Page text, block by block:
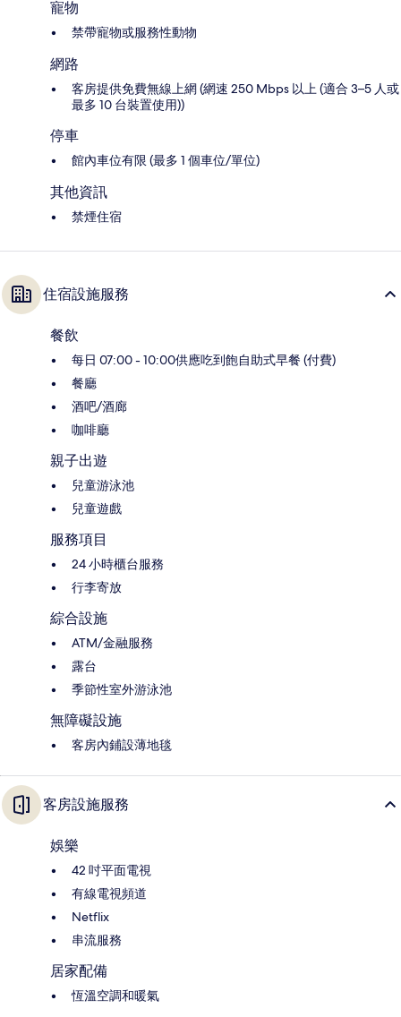
寵物
禁帶寵物或服務性動物
網路
客房提供免費無線上網 (網速 250 Mbps 以上 (適合 3–5 人或
最多 10 台裝置使用))
停車
館內車位有限 (最多 1 個車位/單位)
其他資訊
禁煙住宿
住宿設施服務
餐飲
每日 07:00 - 10:00供應吃到飽自助式早餐 (付費)
餐廳
酒吧/酒廊
咖啡廳
親子出遊
兒童游泳池
兒童遊戲
服務項目
24 小時櫃台服務
行李寄放
綜合設施
ATM/金融服務
露台
季節性室外游泳池
無障礙設施
客房內鋪設薄地毯
客房設施服務
娛樂
42 吋平面電視
有線電視頻道
Netflix
串流服務
居家配備
恆溫空調和暖氣